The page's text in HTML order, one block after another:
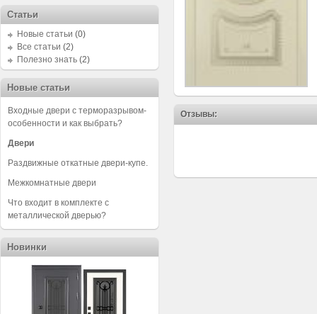
Отзывы:
Статьи
Новые статьи (0)
Все статьи (2)
Полезно знать (2)
Новые статьи
Входные двери с терморазрывом-
особенности и как выбрать?
Двери
Раздвижные откатные двери-купе.
Межкомнатные двери
Что входит в комплекте с
металлической дверью?
Новинки